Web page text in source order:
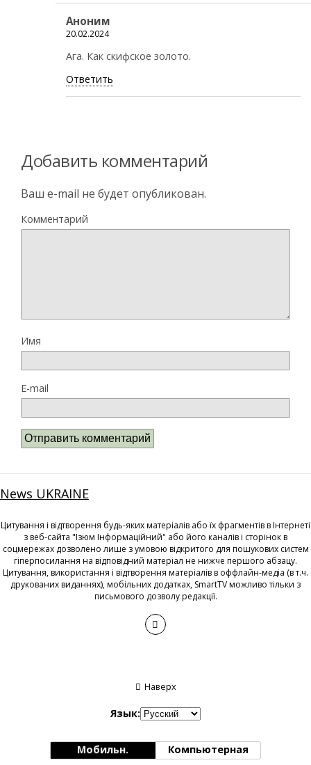
Аноним
20.02.2024
Ага. Как скифское золото.
Ответить
Добавить комментарий
Ваш e-mail не будет опубликован.
Комментарий
Имя
E-mail
News UKRAINE
Цитування і відтворення будь-яких матеріалів або їх фрагментів в Інтернеті
з веб-сайта "Ізюм Інформаційний" або його каналів і сторінок в
соцмережах дозволено лише з умовою відкритого для пошукових систем
гіперпосилання на відповідний матеріал не нижче першого абзацу.
Цитування, використання і відтворення матеріалів в оффлайн-медіа (в т.ч.
друкованих виданнях), мобільних додатках, SmartTV можливо тільки з
письмового дозволу редакції.
Наверх
Язык:
Мобильн. Компьютерная